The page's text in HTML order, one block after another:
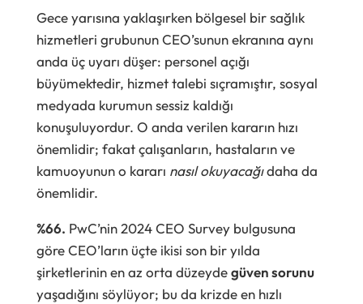
Gece yarısına yaklaşırken bölgesel bir sağlık
hizmetleri grubunun CEO’sunun ekranına aynı
anda üç uyarı düşer: personel açığı
büyümektedir, hizmet talebi sıçramıştır, sosyal
medyada kurumun sessiz kaldığı
konuşuluyordur. O anda verilen kararın hızı
önemlidir; fakat çalışanların, hastaların ve
kamuoyunun o kararı nasıl okuyacağıdaha da
önemlidir.
%66. PwC’nin 2024 CEO Survey bulgusuna
göre CEO’ların üçte ikisi son bir yılda
şirketlerinin en az orta düzeydegüven sorunu
yaşadığını söylüyor; bu da krizde en hızlı